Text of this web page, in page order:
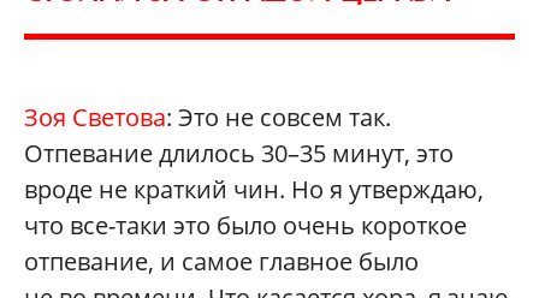
Зоя Светова: Это не совсем так.
Отпевание длилось 30–35 минут, это
вроде не краткий чин. Но я утверждаю,
что все-таки это было очень короткое
отпевание, и самое главное было